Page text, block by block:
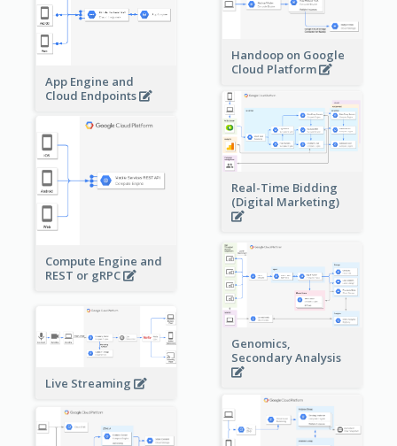
App Engine and
Cloud Endpoints
Handoop on Google
Cloud Platform
Real-Time Bidding
(Digital Marketing)
Compute Engine and
REST or gRPC
Genomics,
Secondary Analysis
Live Streaming